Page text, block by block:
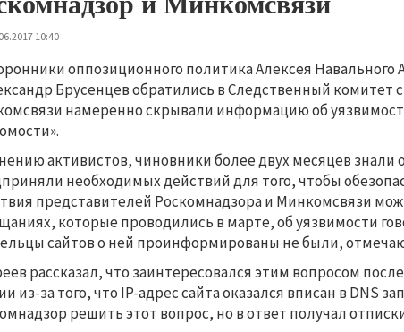
10:40
оппозиционного политика Алексея
Брусенцев обратились в Следственный комитет
намеренно скрывали информацию об
активистов, чиновники более двух месяцев знали
необходимых действий для того, чтобы
представителей Роскомнадзора и Минкомсвязи
которые проводились в марте, об уязвимости
сайтов о ней проинформированы не были,
рассказал, что заинтересовался этим вопросом
из-за того, что IP-адрес сайта оказался вписан в DNS
решить этот вопрос, но в ответ получал